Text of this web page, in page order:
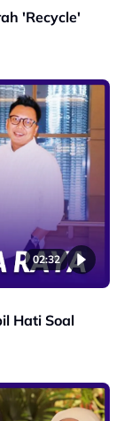
'Recycle'
02:32
Hati Soal